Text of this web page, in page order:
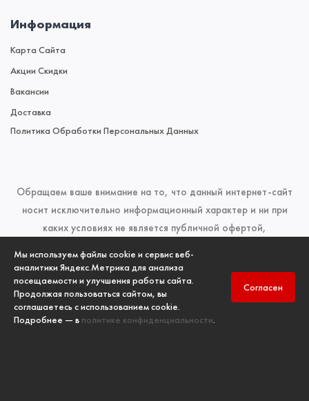
Мы используем файлы cookie и сервис веб-
аналитики Яндекс.Метрика для анализа
посещаемости и улучшения работы сайта.
Продолжая пользоваться сайтом, вы
соглашаетесь с использованием cookie.
Подробнее — в политике конфиденциальности.
Согласен
Информация
Карта Сайта
Акции Скидки
Вакансии
Доставка
Политика Обработки Персональных Данных
Обращаем ваше внимание на то, что данный интернет-сайт
носит исключительно информационный характер и ни при
каких условиях не является публичной офертой,
кодекса Российской Федерации. Для получения подробной
информации о наличии и стоимости указанных товаров и
(или) услуг, пожалуйста, обращайтесь к менеджерам отдела
продаж по телефонам, указанным в разделе